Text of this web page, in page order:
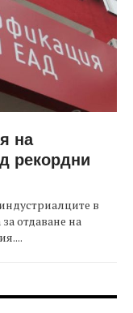
на
рекордни
в
отдаване на